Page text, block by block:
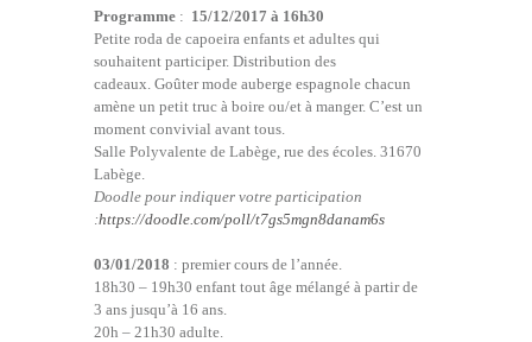
Programme : 15/12/2017 à 16h30
Petite roda de capoeira enfants et adultes qui
souhaitent participer. Distribution des
cadeaux. Goûter mode auberge espagnole chacun
amène un petit truc à boire ou/et à manger. C’est un
moment convivial avant tous.
Salle Polyvalente de Labège, rue des écoles. 31670
Labège.
Doodle pour indiquer votre participation
:https://doodle.com/poll/t7gs5mgn8danam6s
03/01/2018 : premier cours de l’année.
18h30 – 19h30 enfant tout âge mélangé à partir de
3 ans jusqu’à 16 ans.
20h – 21h30 adulte.